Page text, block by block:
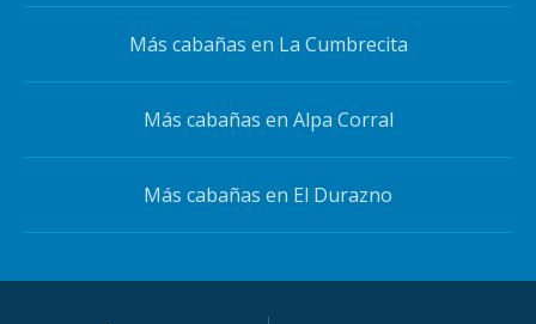
Más cabañas en La Cumbrecita
Más cabañas en Alpa Corral
Más cabañas en El Durazno